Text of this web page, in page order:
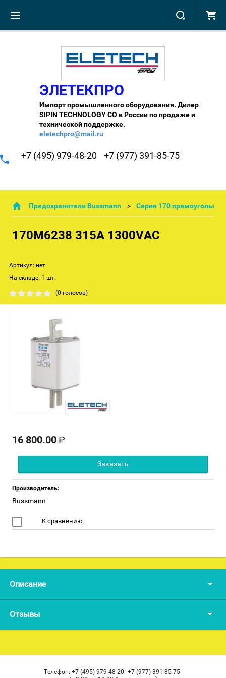
ЭЛЕТЕКПРО
Импорт промышленного оборудования. Дилер
SIPIN TECHNOLOGY CO в России по продаже и
технической поддержке.
eletechpro@mail.ru
+7 (495) 979-48-20 +7 (977) 391-85-75
Предохранители Bussmann Cерия 170 прямоугольные
170M6238 315A 1300VAC
Артикул: нет
На складе: 1 шт.
(0 голосов)
16 800.00
Заказать
Производитель:
Bussmann
К сравнению
Описание
Отзывы
Телефон: +7 (495) 979-48-20 +7 (977) 391-85-75